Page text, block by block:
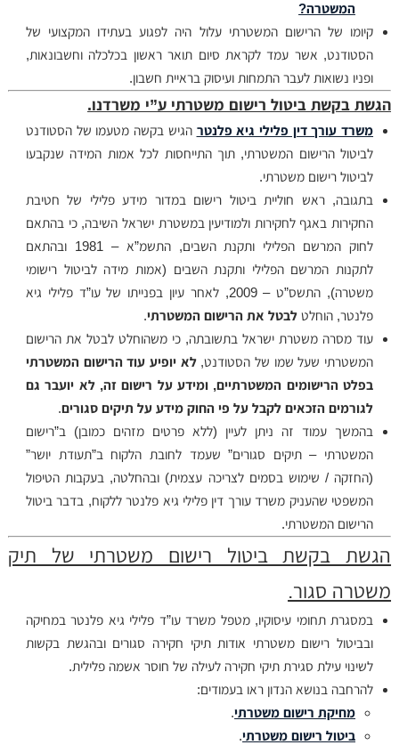
המשטרה?
קיומו של הרישום המשטרתי עלול היה לפגוע בעתידו המקצועי של
הסטודנט, אשר עמד לקראת סיום תואר ראשון בכלכלה וחשבונאות,
ופניו נשואות לעבר התמחות ועיסוק בראיית חשבון.
הגשת בקשת ביטול רישום משטרתי ע”י משרדנו.
משרד עורך דין פלילי גיא פלנטר הגיש בקשה מטעמו של הסטודנט
לביטול הרישום המשטרתי, תוך התייחסות לכל אמות המידה שנקבעו
לביטול רישום משטרתי.
בתגובה, ראש חוליית ביטול רישום במדור מידע פלילי של חטיבת
החקירות באגף לחקירות ולמודיעין במשטרת ישראל השיבה, כי בהתאם
לחוק המרשם הפלילי ותקנת השבים, התשמ”א – 1981 ובהתאם
לתקנות המרשם הפלילי ותקנת השבים (אמות מידה לביטול רישומי
משטרה), התשס”ט – 2009, לאחר עיון בפנייתו של עו”ד פלילי גיא
פלנטר, הוחלט לבטל את הרישום המשטרתי.
עוד מסרה משטרת ישראל בתשובתה, כי משהוחלט לבטל את הרישום
המשטרתי שעל שמו של הסטודנט,לא יופיע עוד הרישום המשטרתי
בפלט הרישומים המשטרתיים, ומידע על רישום זה, לא יועבר גם
לגורמים הזכאים לקבל על פי החוק מידע על תיקים סגורים.
בהמשך עמוד זה ניתן לעיין (ללא פרטים מזהים כמובן) ב”רישום
המשטרתי – תיקים סגורים” שעמד לחובת הלקוח ב”תעודת יושר”
(החזקה / שימוש בסמים לצריכה עצמית) ובהחלטה, בעקבות הטיפול
המשפטי שהעניק משרד עורך דין פלילי גיא פלנטר ללקוח, בדבר ביטול
הרישום המשטרתי.
הגשת בקשת ביטול רישום משטרתי של תיק
משטרה סגור.
במסגרת תחומי עיסוקיו, מטפל משרד עו”ד פלילי גיא פלנטר במחיקה
ובביטול רישום משטרתי אודות תיקי חקירה סגורים ובהגשת בקשות
לשינוי עילת סגירת תיקי חקירה לעילה של חוסר אשמה פלילית.
להרחבה בנושא הנדון ראו בעמודים:
מחיקת רישום משטרתי.
ביטול רישום משטרתי.